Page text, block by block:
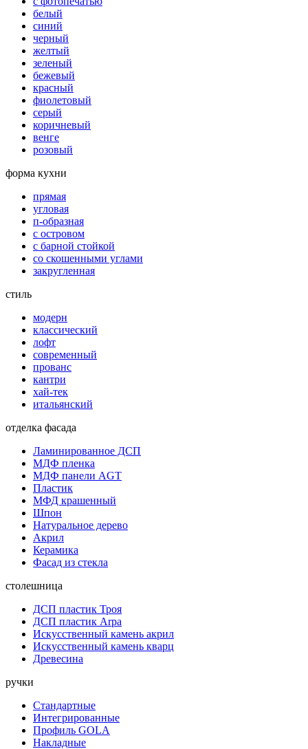
белый
синий
черный
желтый
зеленый
бежевый
красный
фиолетовый
серый
коричневый
венге
розовый
форма кухни
прямая
угловая
п-образная
с островом
с барной стойкой
со скошенными углами
закругленная
стиль
модерн
классический
лофт
современный
прованс
кантри
хай-тек
итальянский
отделка фасада
Ламинированное ДСП
МДФ пленка
МДФ панели AGT
Пластик
МФД крашенный
Шпон
Натуральное дерево
Акрил
Керамика
Фасад из стекла
столешница
ДСП пластик Троя
ДСП пластик Arpa
Искусственный камень акрил
Искусственный камень кварц
Древесина
ручки
Стандартные
Интегрированные
Профиль GOLA
Накладные